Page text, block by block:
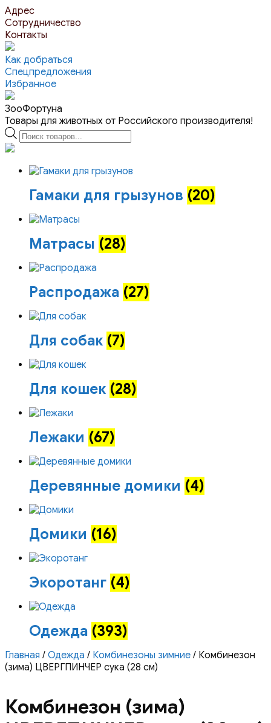
Перейти
к
контенту
Адрес
Сотрудничество
Контакты
Как добраться
Спецпредложения
Избранное
ЗооФортуна
Товары для животных от Российского производителя!
Поиск
товаров
Гамаки для грызунов (20)
Матрасы (28)
Распродажа (27)
Для собак (7)
Для кошек (28)
Лежаки (67)
Деревянные домики (4)
Домики (16)
Экоротанг (4)
Одежда (393)
Главная / Одежда / Комбинезоны зимние / Комбинезон
(зима) ЦВЕРГПИНЧЕР сука (28 см)
Комбинезон (зима)